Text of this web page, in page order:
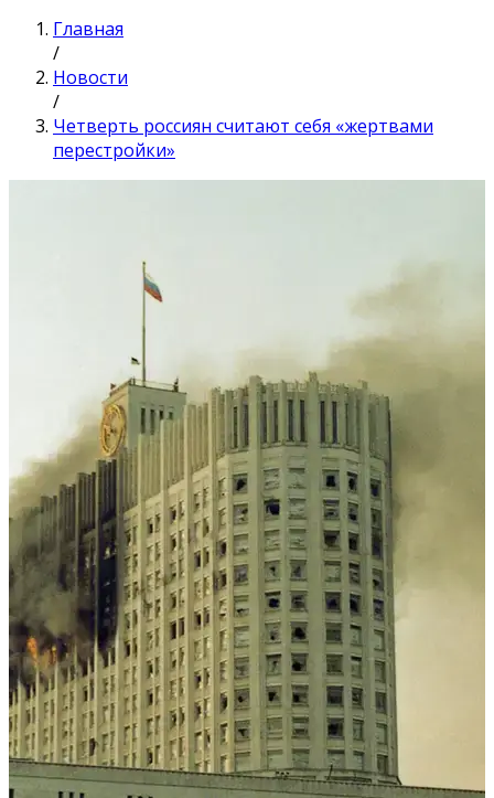
Главная
/
Новости
/
Четверть россиян считают себя «жертвами
перестройки»